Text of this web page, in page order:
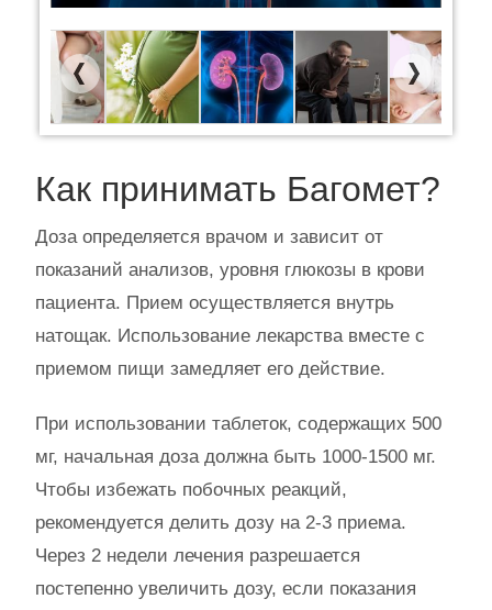
Previous Next
Как принимать Багомет?
Доза определяется врачом и зависит от
показаний анализов, уровня глюкозы в крови
пациента. Прием осуществляется внутрь
натощак. Использование лекарства вместе с
приемом пищи замедляет его действие.
При использовании таблеток, содержащих 500
мг, начальная доза должна быть 1000-1500 мг.
Чтобы избежать побочных реакций,
рекомендуется делить дозу на 2-3 приема.
Через 2 недели лечения разрешается
постепенно увеличить дозу, если показания